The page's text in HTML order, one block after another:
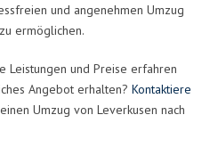
und angenehmen Umzug
ermöglichen.
Leistungen und Preise erfahren
Angebot erhalten? Kontaktiere
Umzug von Leverkusen nach